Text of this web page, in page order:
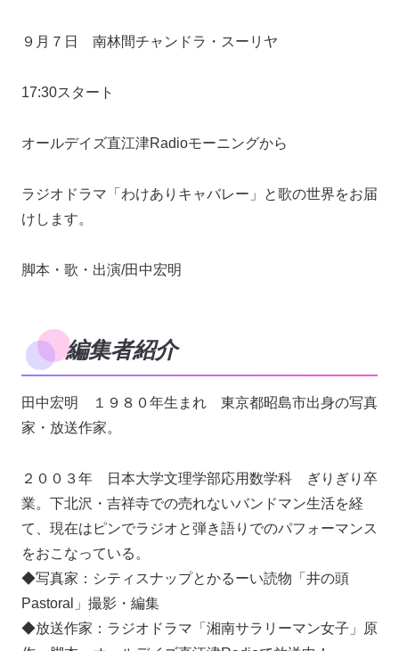
９月７日 南林間チャンドラ・スーリヤ
17:30スタート
オールデイズ直江津Radioモーニングから
ラジオドラマ「わけありキャバレー」と歌の世界をお届
けします。
脚本・歌・出演/田中宏明
編集者紹介
田中宏明 １９８０年生まれ 東京都昭島市出身の写真
家・放送作家。
２００３年 日本大学文理学部応用数学科 ぎりぎり卒
業。下北沢・吉祥寺での売れないバンドマン生活を経
て、現在はピンでラジオと弾き語りでのパフォーマンス
をおこなっている。
◆写真家：シティスナップとかるーい読物「井の頭
Pastoral」撮影・編集
◆放送作家：ラジオドラマ「湘南サラリーマン女子」原